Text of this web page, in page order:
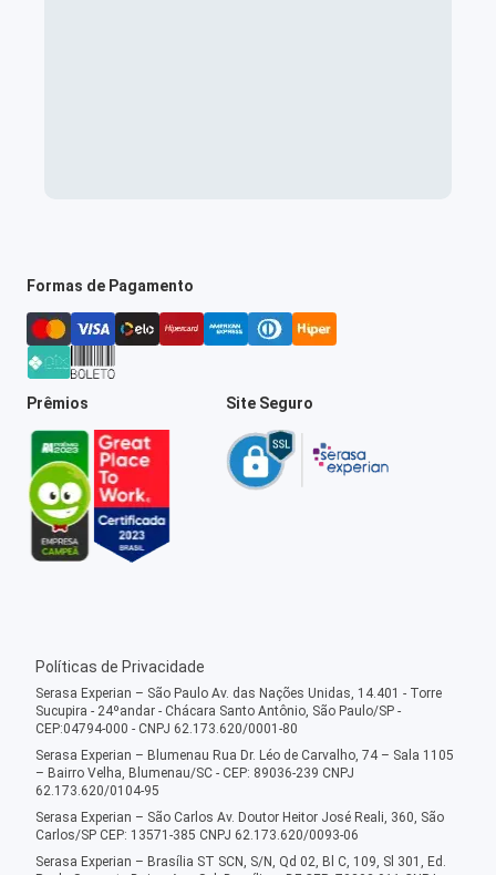
Formas de Pagamento
Prêmios Site Seguro
Políticas de Privacidade
Serasa Experian – São Paulo Av. das Nações Unidas, 14.401 - Torre
Sucupira - 24ºandar - Chácara Santo Antônio, São Paulo/SP -
CEP:04794-000 - CNPJ 62.173.620/0001-80
Serasa Experian – Blumenau Rua Dr. Léo de Carvalho, 74 – Sala 1105
– Bairro Velha, Blumenau/SC - CEP: 89036-239 CNPJ
62.173.620/0104-95
Serasa Experian – São Carlos Av. Doutor Heitor José Reali, 360, São
Carlos/SP CEP: 13571-385 CNPJ 62.173.620/0093-06
Serasa Experian – Brasília ST SCN, S/N, Qd 02, Bl C, 109, Sl 301, Ed.